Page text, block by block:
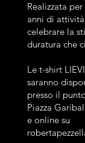
Realizzata
anni di
celebrare la
duratura che
Le t-shirt
saranno
presso il
Piazza
e online su